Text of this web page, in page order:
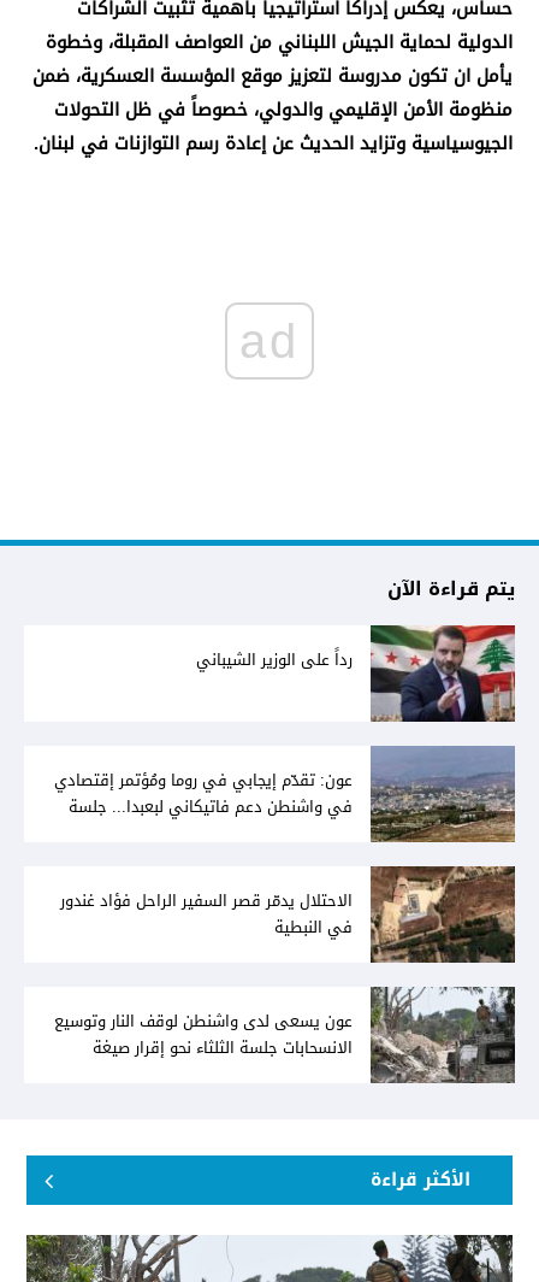
حساس، يعكس إدراكاً استراتيجياً بأهمية تثبيت الشراكات
الدولية لحماية الجيش اللبناني من العواصف المقبلة، وخطوة
يأمل ان تكون مدروسة لتعزيز موقع المؤسسة العسكرية، ضمن
منظومة الأمن الإقليمي والدولي، خصوصاً في ظل التحولات
الجيوسياسية وتزايد الحديث عن إعادة رسم التوازنات في لبنان.
ad
يتم قراءة الآن
رداً على الوزير الشيباني
عون: تقدّم إيجابي في روما ومُؤتمر إقتصادي
في واشنطن دعم فاتيكاني لبعبدا... جلسة
الاحتلال يدمّر قصر السفير الراحل فؤاد غندور
في النبطية
عون يسعى لدى واشنطن لوقف النار وتوسيع
الانسحابات جلسة الثلثاء نحو إقرار صيغة
الأكثر قراءة